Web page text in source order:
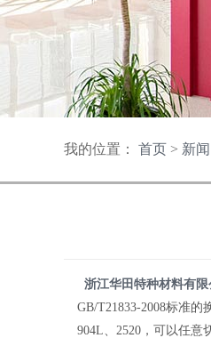
我的位置： 首页 > 新闻
浙江华田特种材料有限
GB/T21833-2008标准的
904L、2520，可以任意